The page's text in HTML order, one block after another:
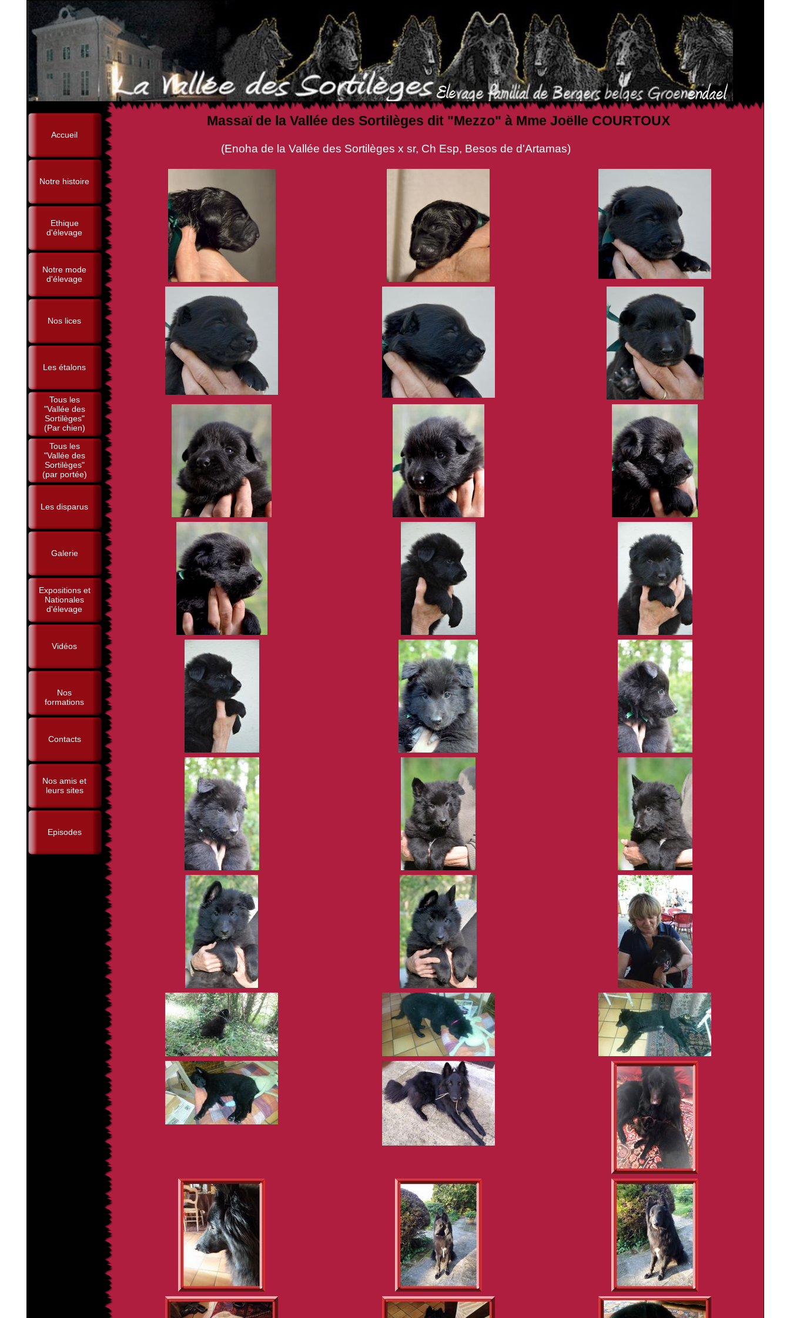
Accueil
Notre histoire
Ethique
d'élevage
Notre mode
d'élevage
Nos lices
Les étalons
Tous les
"Vallée des
Sortilèges"
(Par chien)
Tous les
"Vallée des
Sortilèges"
(par portée)
Les disparus
Galerie
Expositions et
Nationales
d'élevage
Vidéos
Nos
formations
Contacts
Nos amis et
leurs sites
Episodes
Massaï de la Vallée des Sortilèges dit "Mezzo" à Mme Joëlle COURTOUX
(Enoha de la Vallée des Sortilèges x sr, Ch Esp, Besos de d'Artamas)